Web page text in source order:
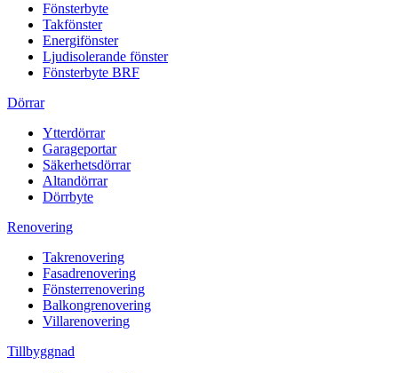
Fönsterbyte
Takfönster
Energifönster
Ljudisolerande fönster
Fönsterbyte BRF
Dörrar
Ytterdörrar
Garageportar
Säkerhetsdörrar
Altandörrar
Dörrbyte
Renovering
Takrenovering
Fasadrenovering
Fönsterrenovering
Balkongrenovering
Villarenovering
Tillbyggnad